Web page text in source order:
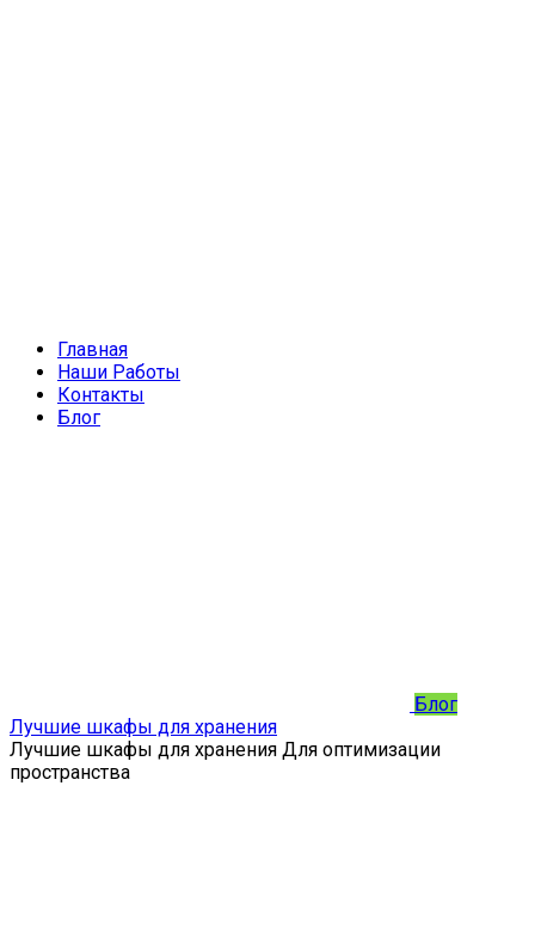
Главная
Наши Работы
Контакты
Блог
Блог
Лучшие шкафы для хранения
Лучшие шкафы для хранения Для оптимизации
пространства